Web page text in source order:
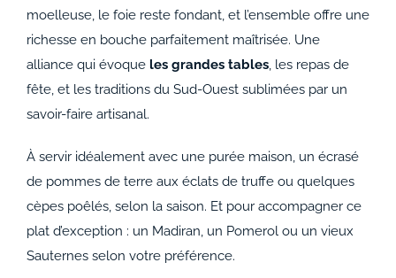
moelleuse, le foie reste fondant, et l’ensemble offre une
richesse en bouche parfaitement maîtrisée. Une
alliance qui évoque les grandes tables, les repas de
fête, et les traditions du Sud-Ouest sublimées par un
savoir-faire artisanal.
À servir idéalement avec une purée maison, un écrasé
de pommes de terre aux éclats de truffe ou quelques
cèpes poêlés, selon la saison. Et pour accompagner ce
plat d’exception : un Madiran, un Pomerol ou un vieux
Sauternes selon votre préférence.